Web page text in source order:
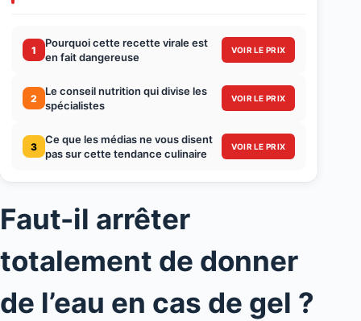
1
Pourquoi cette recette virale est
en fait dangereuse
VOIR LE PRIX
2
Le conseil nutrition qui divise les
spécialistes
VOIR LE PRIX
3
Ce que les médias ne vous disent
pas sur cette tendance culinaire
VOIR LE PRIX
Faut-il arrêter
totalement de donner
de l’eau en cas de gel ?